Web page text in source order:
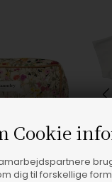
Cookie
dig til forskellige